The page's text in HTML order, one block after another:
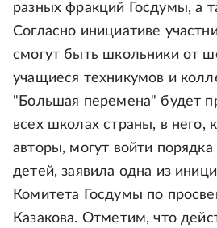
разных фракций Госдумы, а
Согласно инициативе
смогут быть школьники от
учащиеся техникумов и
"Большая перемена" будет
всех школах страны, в него,
авторы, могут войти
детей, заявила одна из
Комитета Госдумы по
Казакова. Отметим, что